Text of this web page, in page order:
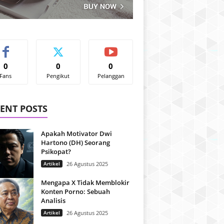
0
Fans
0
Pengikut
0
Pelanggan
POSTS
Apakah Motivator Dwi
Hartono (DH) Seorang
Psikopat?
Artikel 26 Agustus 2025
Mengapa X Tidak Memblokir
Konten Porno: Sebuah
Analisis
Artikel 26 Agustus 2025